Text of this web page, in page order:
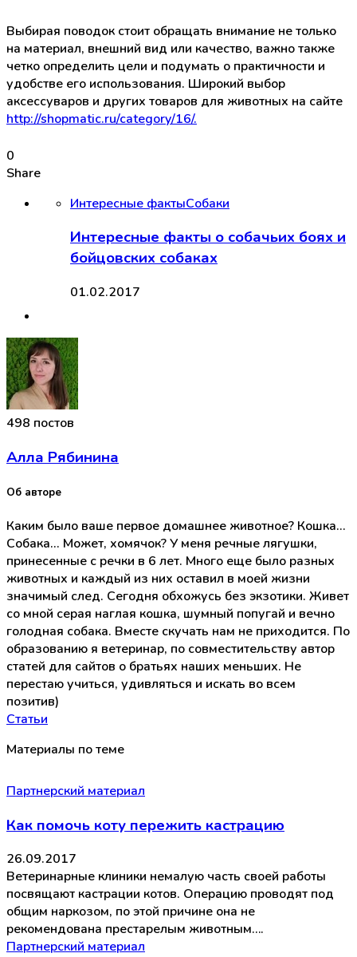
Выбирая поводок стоит обращать внимание не только
на материал, внешний вид или качество, важно также
четко определить цели и подумать о практичности и
удобстве его использования. Широкий выбор
аксессуваров и других товаров для животных на сайте
http://shopmatic.ru/category/16/.
0
Share
Интересные фактыСобаки
Интересные факты о собачьих боях и
бойцовских собаках
01.02.2017
498 постов
Алла Рябинина
Об авторе
Каким было ваше первое домашнее животное? Кошка...
Собака... Может, хомячок? У меня речные лягушки,
принесенные с речки в 6 лет. Много еще было разных
животных и каждый из них оставил в моей жизни
значимый след. Сегодня обхожусь без экзотики. Живет
со мной серая наглая кошка, шумный попугай и вечно
голодная собака. Вместе скучать нам не приходится. По
образованию я ветеринар, по совместительству автор
статей для сайтов о братьях наших меньших. Не
перестаю учиться, удивляться и искать во всем
позитив)
Статьи
Материалы по теме
Партнерский материал
Как помочь коту пережить кастрацию
26.09.2017
Ветеринарные клиники немалую часть своей работы
посвящают кастрации котов. Операцию проводят под
общим наркозом, по этой причине она не
рекомендована престарелым животным….
Партнерский материал